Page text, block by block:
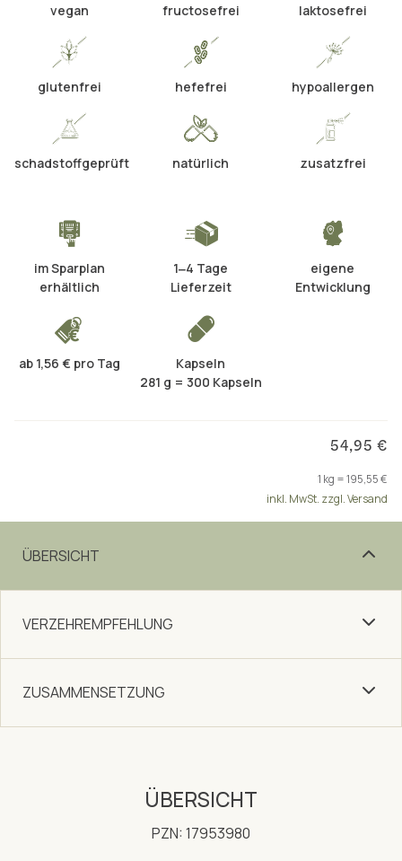
vegan fructosefrei laktosefrei
glutenfrei hefefrei hypoallergen
schadstoffgeprüft natürlich zusatzfrei
im Sparplan
erhältlich
1‒4 Tage
Lieferzeit
eigene
Entwicklung
ab 1,56 € pro Tag
Kapseln
281 g = 300 Kapseln
54,95 €
1 kg = 195,55 €
inkl. MwSt. zzgl. Versand
ÜBERSICHT
VERZEHREMPFEHLUNG
ZUSAMMENSETZUNG
ÜBERSICHT
PZN: 17953980